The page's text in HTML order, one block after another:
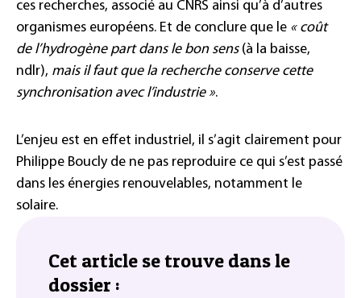
ces recherches, associé au CNRS ainsi qu’à d’autres
organismes européens. Et de conclure que le « coût
de l’hydrogène part dans le bon sens(à la baisse,
ndlr), mais il faut que la recherche conserve cette
synchronisation avec l’industrie ».
L’enjeu est en effet industriel, il s’agit clairement pour
Philippe Boucly de ne pas reproduire ce qui s’est passé
dans les énergies renouvelables, notamment le
solaire.
Cet article se trouve dans le
dossier :